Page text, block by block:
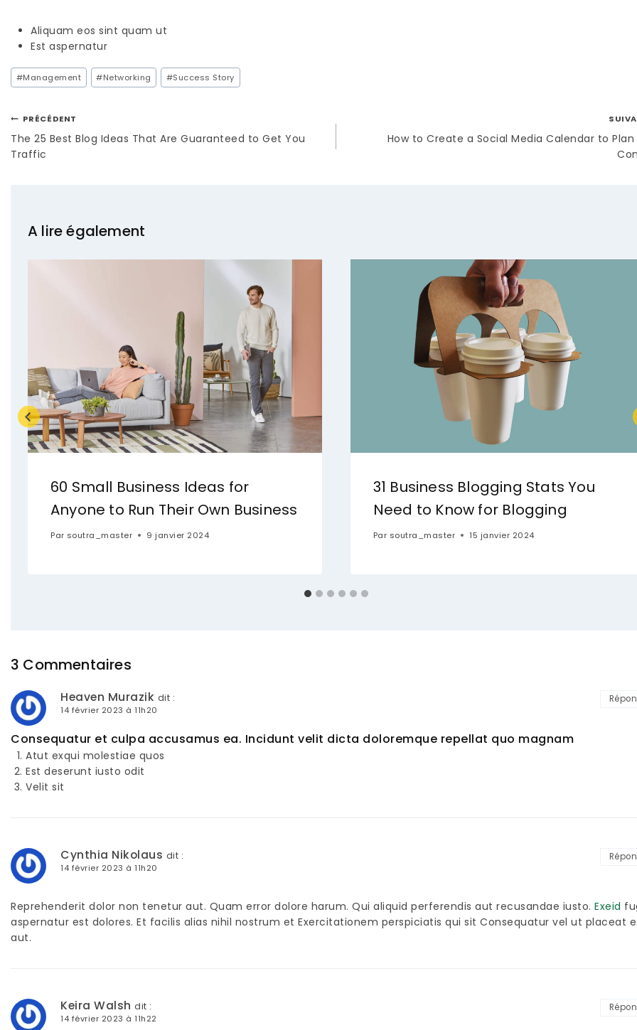
Aliquam eos sint quam ut
Est aspernatur
#Management #Networking #Success Story
PRÉCÉDENT
The 25 Best Blog Ideas That Are Guaranteed to Get You
Traffic
How to Create a Social Media Calendar to Plan
A lire également
60 Small Business Ideas for
Anyone to Run Their Own Business
Par soutra_master 9 janvier 2024
31 Business Blogging Stats You
Need to Know for Blogging
Par soutra_master 15 janvier 2024
3 Commentaires
Heaven Murazik dit :
14 février 2023 à 11h20
Consequatur et culpa accusamus ea. Incidunt velit dicta doloremque repellat quo magnam
Atut exqui molestiae quos
Est deserunt iusto odit
Velit sit
Cynthia Nikolaus dit :
14 février 2023 à 11h20
Reprehenderit dolor non tenetur aut. Quam error dolore harum. Qui aliquid perferendis aut recusandae iusto. Exeid
aspernatur est dolores. Et facilis alias nihil nostrum et Exercitationem perspiciatis qui sit Consequatur vel ut placeat
aut.
Keira Walsh dit :
14 février 2023 à 11h22